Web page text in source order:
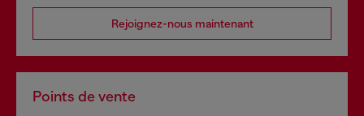
Rejoignez-nous maintenant
Points de vente